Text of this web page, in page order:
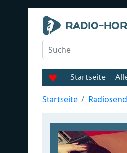
Startseite
Startseite